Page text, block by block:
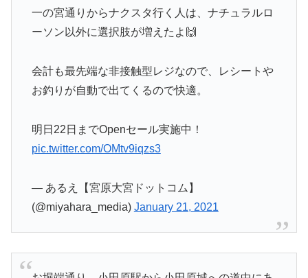
一の宮通りからナクスタ行く人は、ナチュラルロ
ーソン以外に選択肢が増えたよ🙌
会計も最先端な非接触型レジなので、レシートや
お釣りが自動で出てくるので快適。
明日22日までOpenセール実施中！
pic.twitter.com/OMtv9iqzs3
— あるえ【宮原大宮ドットコム】
(@miyahara_media) January 21, 2021